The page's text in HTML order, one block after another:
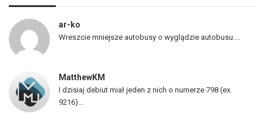
a
o
j
w
ar-ko
Wreszcie mniejsze autobusy o wyglądzie autobusu....
MatthewKM
I dzisiaj debiut miał jeden z nich o numerze 798 (ex.
9216)...